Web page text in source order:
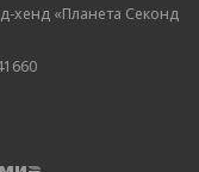
хенд «Планета Секонд